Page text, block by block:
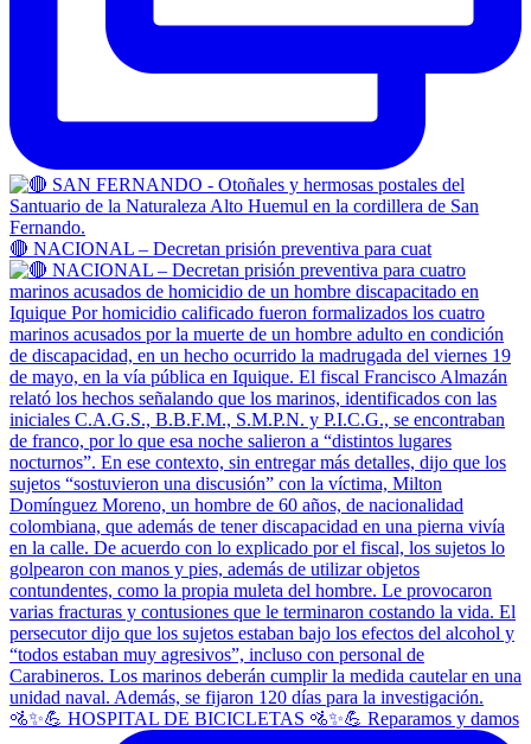
🔴 NACIONAL – Decretan prisión preventiva para cuat
🚵✨💪 HOSPITAL DE BICICLETAS 🚵✨💪 Reparamos y damos